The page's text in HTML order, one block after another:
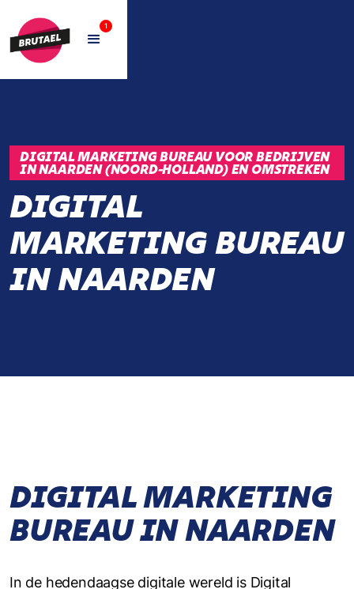
1
DIGITAL MARKETING BUREAU VOOR BEDRIJVEN
IN NAARDEN (NOORD-HOLLAND) EN OMSTREKEN
DIGITAL
MARKETING BUREAU
IN NAARDEN
DIGITAL MARKETING
BUREAU IN NAARDEN
In de hedendaagse digitale wereld is Digital